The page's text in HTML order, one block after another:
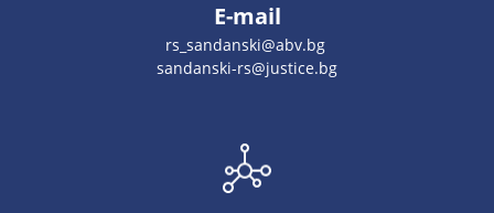
E-mail
rs_sandanski@abv.bg
sandanski-rs@justice.bg